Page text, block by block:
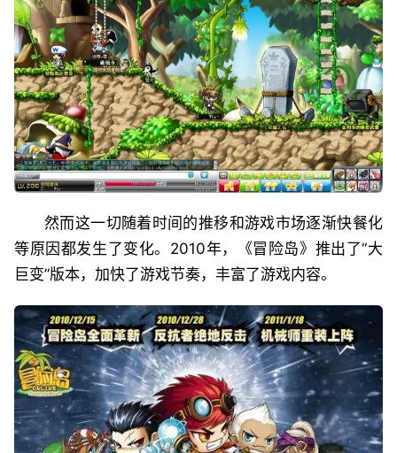
然而这一切随着时间的推移和游戏市场逐渐快餐化
等原因都发生了变化。2010年，《冒险岛》推出了“大
巨变”版本，加快了游戏节奏，丰富了游戏内容。